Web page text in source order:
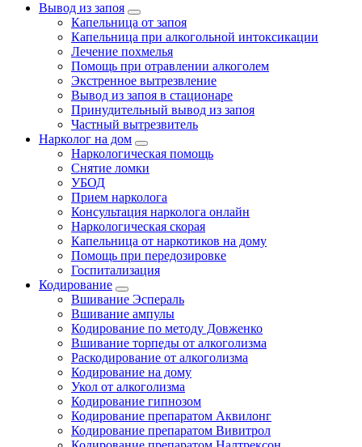
Вывод из запоя
Капельница от запоя
Капельница при алкогольной интоксикации
Лечение похмелья
Помощь при отравлении алкоголем
Экстренное вытрезвление
Вывод из запоя в стационаре
Принудительный вывод из запоя
Частный вытрезвитель
Нарколог на дом
Наркологическая помощь
Снятие ломки
УБОД
Прием нарколога
Консультация нарколога онлайн
Наркологическая скорая
Капельница от наркотиков на дому
Помощь при передозировке
Госпитализация
Кодирование
Вшивание Эспераль
Вшивание ампулы
Кодирование по методу Довженко
Вшивание торпеды от алкоголизма
Раскодирование от алкоголизма
Кодирование на дому
Укол от алкоголизма
Кодирование гипнозом
Кодирование препаратом Аквилонг
Кодирование препаратом Вивитрол